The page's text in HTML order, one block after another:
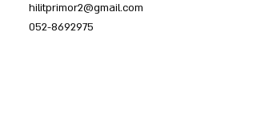
hilitprimor2@gmail.com
052-8692975